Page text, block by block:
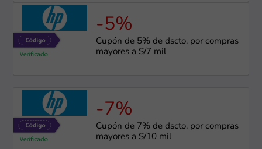
-5%
Cupón de 5% de dscto. por compras
mayores a S/7 mil
-7%
Cupón de 7% de dscto. por compras
mayores a S/10 mil